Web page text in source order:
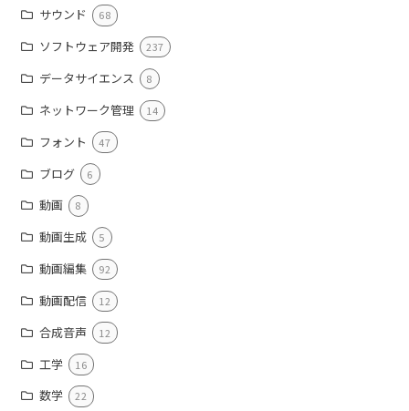
サウンド 68
ソフトウェア開発 237
データサイエンス 8
ネットワーク管理 14
フォント 47
ブログ 6
動画 8
動画生成 5
動画編集 92
動画配信 12
合成音声 12
工学 16
数学 22